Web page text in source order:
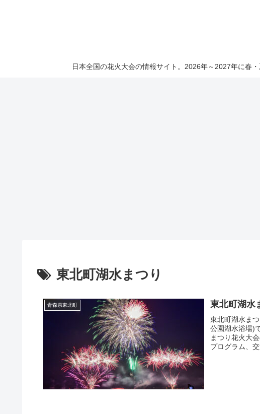
日本全国の花火大会の情報サイト。2026年～2027年に春
東北町湖水まつり
青森県東北町 東北町湖水
東北町湖水ま
公園湖水浴場)
まつり花火大
プログラム、